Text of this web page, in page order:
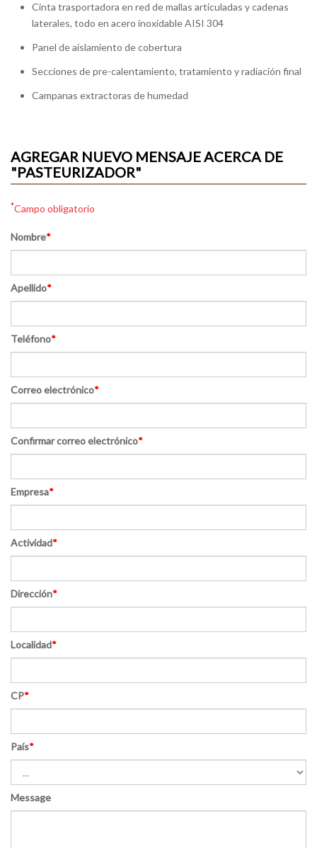
Cinta trasportadora en red de mallas articuladas y cadenas
laterales, todo en acero inoxidable AISI 304
Panel de aislamiento de cobertura
Secciones de pre-calentamiento, tratamiento y radiación final
Campanas extractoras de humedad
AGREGAR NUEVO MENSAJE ACERCA DE
"PASTEURIZADOR"
*Campo obligatorio
Nombre*
Apellido*
Teléfono*
Correo electrónico*
Confirmar correo electrónico*
Empresa*
Actividad*
Dirección*
Localidad*
CP*
País*
Message